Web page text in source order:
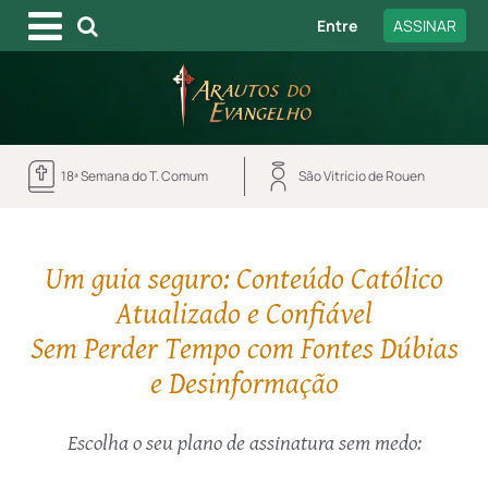
Entre ASSINAR
18ª Semana do T. Comum São Vitrício de Rouen
Um guia seguro: Conteúdo Católico
Atualizado e Confiável
Sem Perder Tempo com Fontes Dúbias
e Desinformação
Escolha o seu plano de assinatura sem medo: